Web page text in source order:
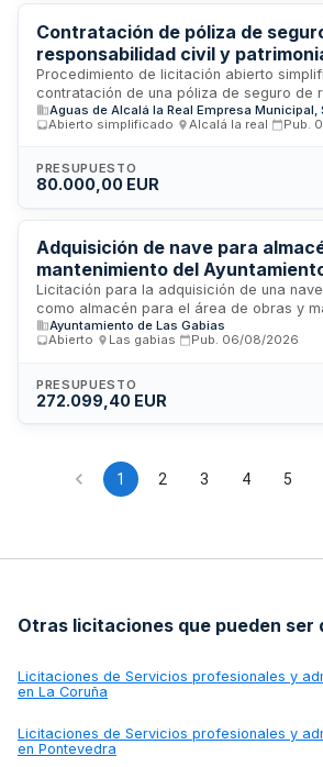
consistorio local.
Contratación de póliza de
responsabilidad civil y
de Alcalá la Real
Procedimiento de licitación abierto
contratación de una póliza de seguro de
civil y patrimonial que cubra los riesgos
actividad de gestión integral del ciclo del
responsabilidad civil general,
productos y post-trabajos, defensa
de prórroga por tres anualidades
Aguas de Alcalá la Real Empresa Municipal,
Abierto simplificado
Alcalá la real Pub.
PRESUPUESTO
80.000,00 EUR
Adquisición de nave para
mantenimiento del
Licitación para la adquisición de una
como almacén para el área de obras y
Ayuntamiento de Las Gabias. La nave
específicos de superficie mínima, altura,
cargas y gravámenes, con oficinas y
selección se realizará conforme a
Ayuntamiento de Las Gabias
Abierto
Las gabias Pub. 06/08/2026
PRESUPUESTO
272.099,40 EUR
1 2 3 4 5
Otras licitaciones que pueden ser
Licitaciones de Servicios profesionales y
en La Coruña
Licitaciones de Servicios profesionales y
en Pontevedra